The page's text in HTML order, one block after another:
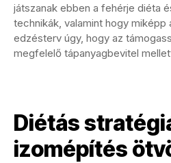
játszanak ebben a fehérje diéta
technikák, valamint hogy
edzésterv úgy, hogy az
megfelelő tápanyagbevitel
Diétás
izomépítés